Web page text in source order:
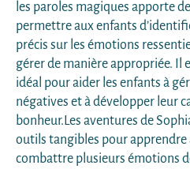
les paroles magiques apporte
permettre aux enfants
précis sur les émotions
gérer de manière appropriée. Il
idéal pour aider les enfants à
négatives et à développer leur
bonheur.Les aventures de
outils tangibles pour
combattre plusieurs émotions